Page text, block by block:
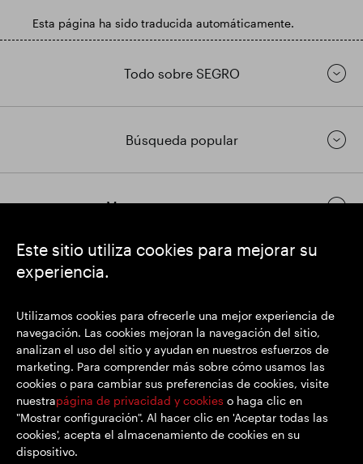
Este sitio utiliza cookies para mejorar su
experiencia.
Utilizamos cookies para ofrecerle una mejor experiencia de
navegación. Las cookies mejoran la navegación del sitio,
analizan el uso del sitio y ayudan en nuestros esfuerzos de
marketing. Para comprender más sobre cómo usamos las
cookies o para cambiar sus preferencias de cookies, visite
nuestrapágina de privacidad y cookies o haga clic en
"Mostrar configuración". Al hacer clic en 'Aceptar todas las
cookies', acepta el almacenamiento de cookies en su
dispositivo.
Esta página ha sido traducida automáticamente.
Todo sobre SEGRO
Búsqueda popular
Mantenerse en contacto
Domicilio social: 1 New Burlington Place, Londres W1S 2HR
Número de registro del Reino Unido 167591
Lugar de registro: Inglaterra y Gales
© SEGRO 2022
Descargo de responsabilidad